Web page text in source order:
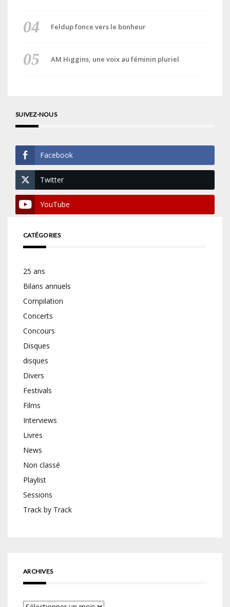
Feldup fonce vers le bonheur
AM Higgins, une voix au féminin pluriel
SUIVEZ-NOUS
Facebook
Twitter
YouTube
CATÉGORIES
25 ans
Bilans annuels
Compilation
Concerts
Concours
Disques
disques
Divers
Festivals
Films
Interviews
Livres
News
Non classé
Playlist
Sessions
Track by Track
ARCHIVES